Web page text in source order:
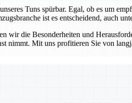
Tuns spürbar. Egal, ob es um
ist es entscheidend, auch
wir die Besonderheiten und
nimmt. Mit uns profitieren Sie von